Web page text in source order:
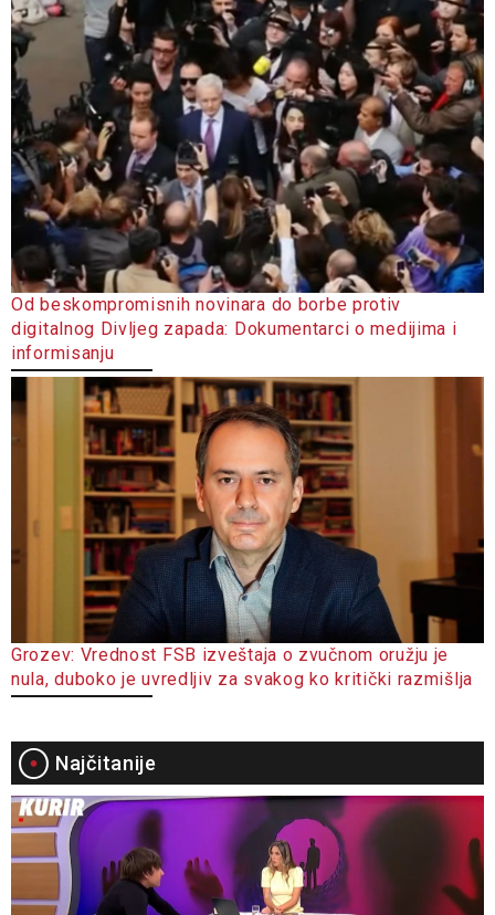
Od beskompromisnih novinara do borbe protiv
digitalnog Divljeg zapada: Dokumentarci o medijima i
informisanju
Grozev: Vrednost FSB izveštaja o zvučnom oružju je
nula, duboko je uvredljiv za svakog ko kritički razmišlja
Najčitanije